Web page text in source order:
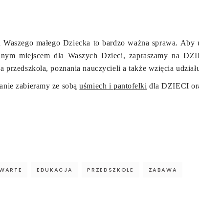
Waszego małego Dziecka to bardzo ważna sprawa.
miejscem dla Waszych Dzieci, zapraszamy na
przedszkola, poznania nauczycieli a także wzięcia
zabieramy ze sobąuśmiech i pantofelki dla DZIECI
EDUKACJA PRZEDSZKOLE ZABAWA